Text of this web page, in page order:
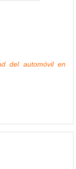
del automóvil en